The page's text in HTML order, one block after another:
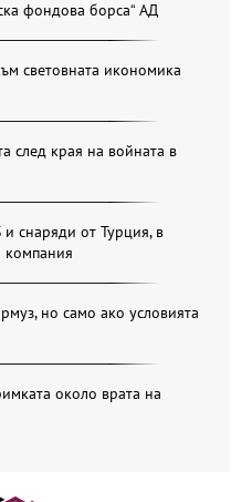
фондова борса“ АД
световната икономика
след края на войната в
и снаряди от Турция, в
компания
но само ако условията
около врата на